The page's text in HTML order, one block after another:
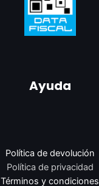
Ayuda
Política de devolución
Política de privacidad
Términos y condiciones